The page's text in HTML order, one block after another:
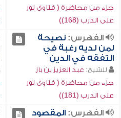
جزء من محاضرة ( فتاوى نور
على الدرب (168))
الفهرس:نصيحة
لمن لديه رغبة في
التفقه في الدين
للشيخ: عبد العزيز بن باز
جزء من محاضرة ( فتاوى نور
على الدرب (181))
الفهرس:المقصود